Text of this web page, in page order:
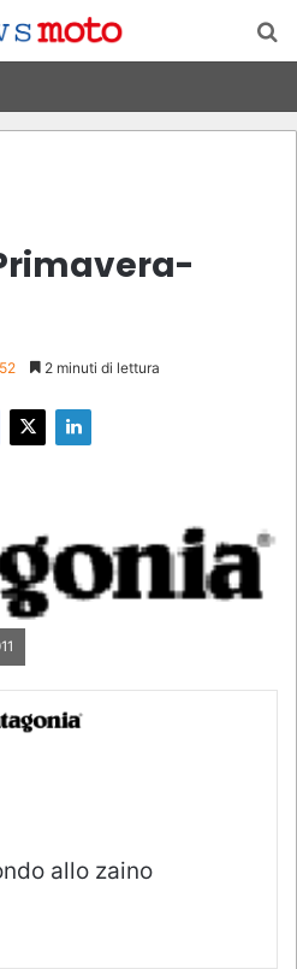
2 minuti di lettura
allo zaino